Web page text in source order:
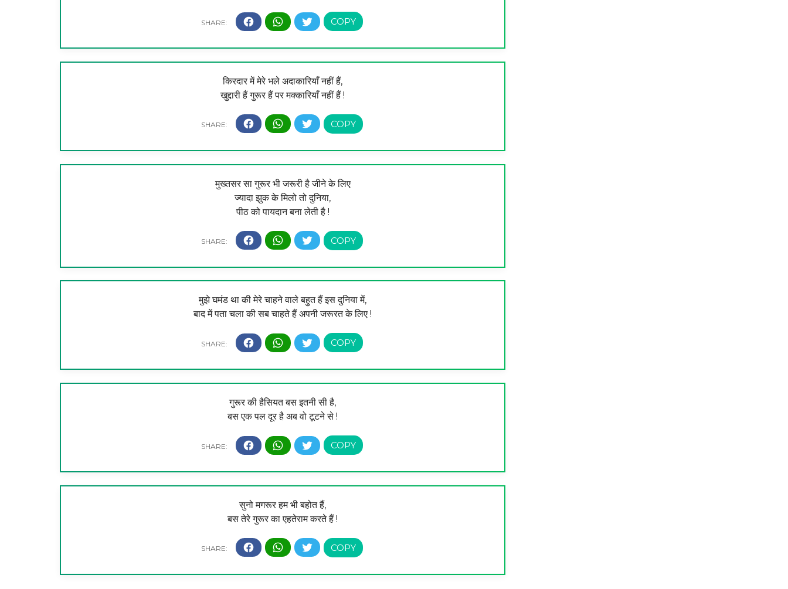
किरदार में मेरे भले अदाकारियाँ नहीं हैं,
खुद्दारी हैं गुरूर हैं पर मक्कारियाँ नहीं हैं !
मुख्तसर सा गुरूर भी जरूरी है जीने के लिए
ज्यादा झुक के मिलो तो दुनिया,
पीठ को पायदान बना लेती है !
मुझे घमंड था की मेरे चाहने वाले बहुत हैं इस दुनिया में,
बाद में पता चला की सब चाहते हैं अपनी जरूरत के लिए !
गुरूर की हैसियत बस इतनी सी है,
बस एक पल दूर है अब वो टूटने से !
सुनो मगरूर हम भी बहोत हैं,
बस तेरे गुरूर का एहतेराम करते हैं !